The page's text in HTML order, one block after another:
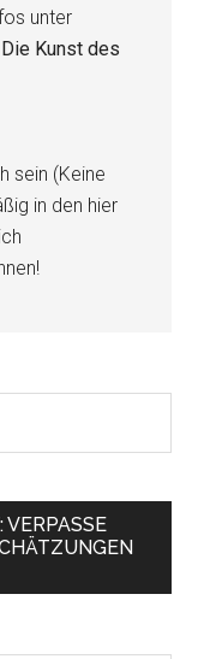
unter
Die Kunst des
sein (Keine
in den hier
VERPASSE